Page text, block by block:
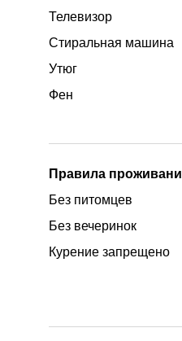
Телевизор
Стиральная машина
Утюг
Фен
Правила
Без питомцев
Без вечеринок
Курение запрещено